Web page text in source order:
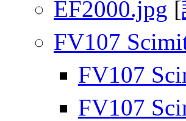
EF2000.jpg [
FV107
FV107
FV107